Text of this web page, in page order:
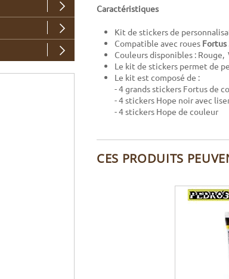
Caractéristiques
Kit de stickers de
Compatible avec roues Fortus
Couleurs disponibles :
Le kit de stickers permet de
Le kit est composé de :
- 4 grands stickers Fortus de
- 4 stickers Hope noir avec
- 4 stickers Hope de couleur
CES PRODUITS